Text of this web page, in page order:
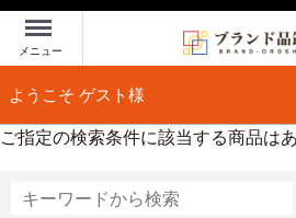
Menu
メニュー
ようこそ ゲスト様
ご指定の検索条件に該当する商品は